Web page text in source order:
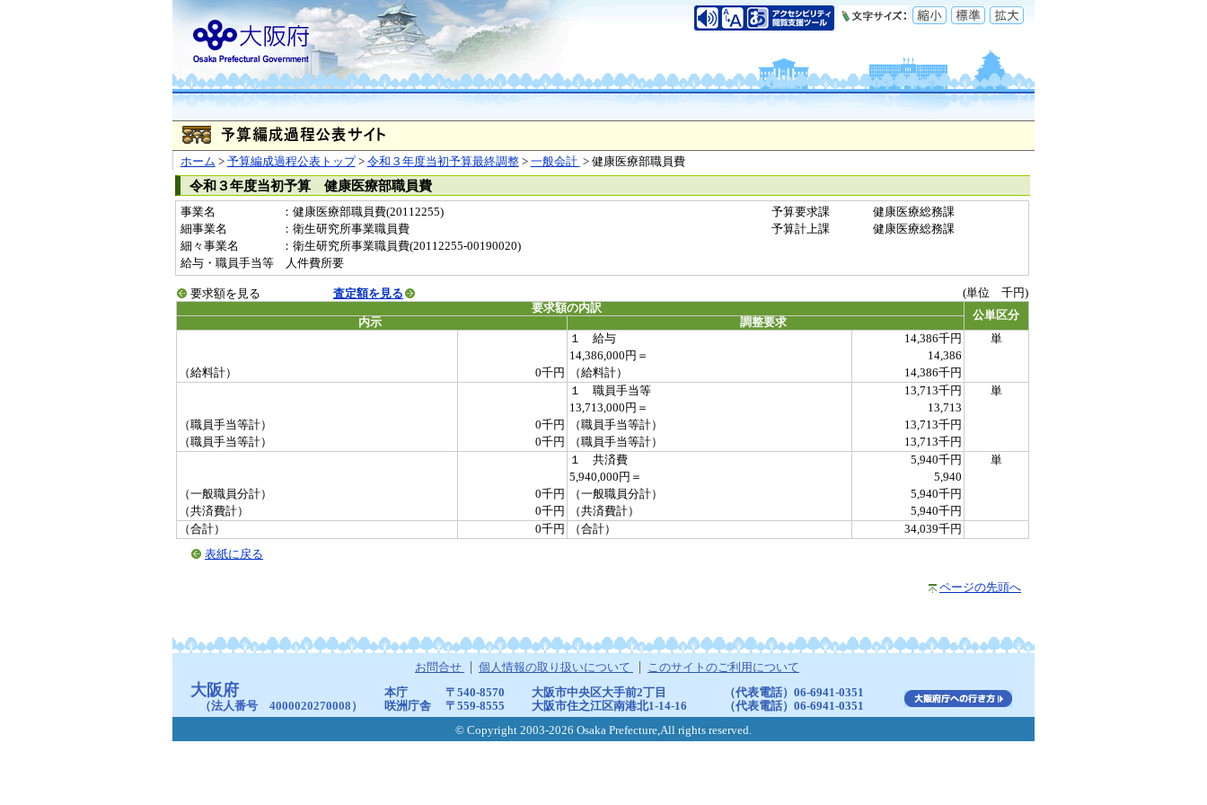
ホーム > 予算編成過程公表トップ> 令和３年度当初予算最終調整> 一般会計 > 健康医療部職員費
令和３年度当初予算 健康医療部職員費
事業名 ：健康医療部職員費(20112255) 予算要求課
健康医療総務課
細事業名
：衛生研究所事業職員費 予算計上課
健康医療総務課
細々事業名
：衛生研究所事業職員費(20112255-00190020)
給与・職員手当等 人件費所要
要求額を見る 査定額を見る
(単位 千円)
要求額の内訳
公単区分
内示
調整要求
１ 給与
14,386千円
単
14,386,000円＝
14,386
（給料計）
0千円 （給料計）
14,386千円
１ 職員手当等
13,713千円
単
13,713,000円＝
13,713
（職員手当等計）
0千円 （職員手当等計）
13,713千円
（職員手当等計）
0千円 （職員手当等計）
13,713千円
１ 共済費
5,940千円
単
5,940,000円＝
5,940
（一般職員分計）
0千円 （一般職員分計）
5,940千円
（共済費計）
0千円 （共済費計）
5,940千円
（合計）
0千円 （合計）
34,039千円
表紙に戻る
ページの先頭へ
お問合せ 個人情報の取り扱いについて このサイトのご利用について
大阪府
（法人番号 4000020270008）
本庁 〒540-8570 大阪市中央区大手前2丁目
（代表電話）06-6941-0351
咲洲庁舎
〒559-8555 大阪市住之江区南港北1-14-16
（代表電話）06-6941-0351
© Copyright 2003-2026 Osaka Prefecture,All rights reserved.